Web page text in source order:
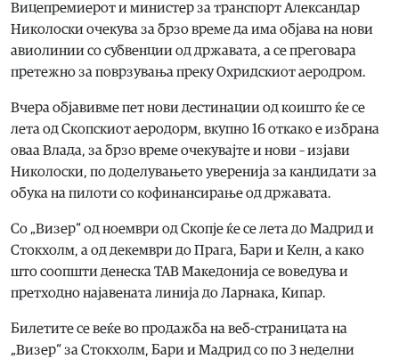
Вицепремиерот и министер за транспорт Александар
Николоски очекува за брзо време да има објава на нови
авиолинии со субвенции од државата, а се преговара
претежно за поврзувања преку Охридскиот аеродром.
Вчера објавивме пет нови дестинации од коишто ќе се
лета од Скопскиот аеродорм, вкупно 16 откако е избрана
оваа Влада, за брзо време очекувајте и нови – изјави
Николоски, по доделувањето уверенија за кандидати за
обука на пилоти со кофинансирање од државата.
Со „Визер“ од ноември од Скопје ќе се лета до Мадрид и
Стокхолм, а од декември до Прага, Бари и Келн, а како
што соопшти денеска ТАВ Македонија се воведува и
претходно најавената линија до Ларнака, Кипар.
Билетите се веќе во продажба на веб-страницата на
„Визер“ за Стокхолм, Бари и Мадрид со по 3 неделни